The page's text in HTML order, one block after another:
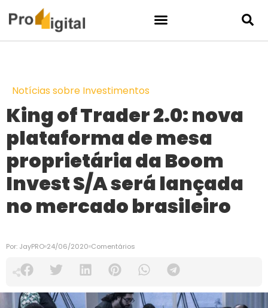
Notícias sobre Investimentos
King of Trader 2.0: nova
plataforma de mesa
proprietária da Boom
Invest S/A será lançada
no mercado brasileiro
Por: JayPRO 24/06/2020 Comentários